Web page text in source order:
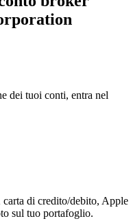
dei tuoi conti, entra nel
di credito/debito, Apple
sul tuo portafoglio.